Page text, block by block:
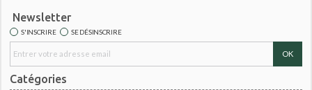
Newsletter
S'INSCRIRE SE DÉSINSCRIRE
Catégories